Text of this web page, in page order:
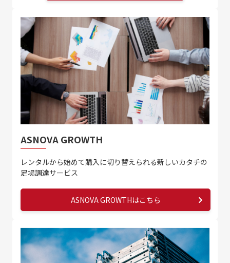
ASNOVA GROWTH
レンタルから始めて購入に切り替えられる新しいカタチの
足場調達サービス
ASNOVA GROWTHはこちら